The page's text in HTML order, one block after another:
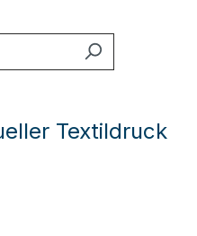
Textildruck